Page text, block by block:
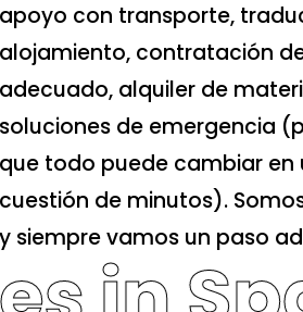
apoyo con transporte,
alojamiento, contratación
adecuado, alquiler de
soluciones de emergencia
que todo puede cambiar en
cuestión de minutos).
y siempre vamos un paso